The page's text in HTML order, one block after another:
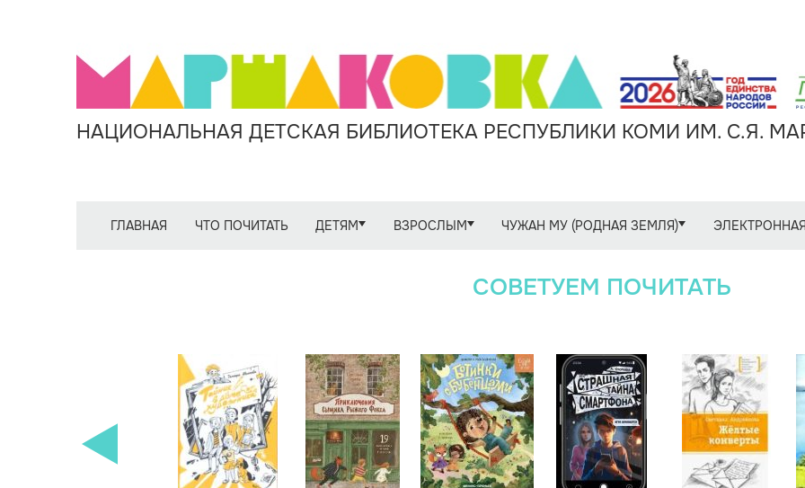
НАЦИОНАЛЬНАЯ ДЕТСКАЯ БИБЛИОТЕКА РЕСПУБЛИКИ КОМИ ИМ. С.Я.
ГЛАВНАЯ ЧТО ПОЧИТАТЬ ДЕТЯМ ВЗРОСЛЫМ ЧУЖАН МУ (РОДНАЯ ЗЕМЛЯ)
СОВЕТУЕМ ПОЧИТАТЬ